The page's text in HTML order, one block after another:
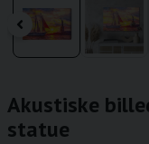
Akustiske
statue